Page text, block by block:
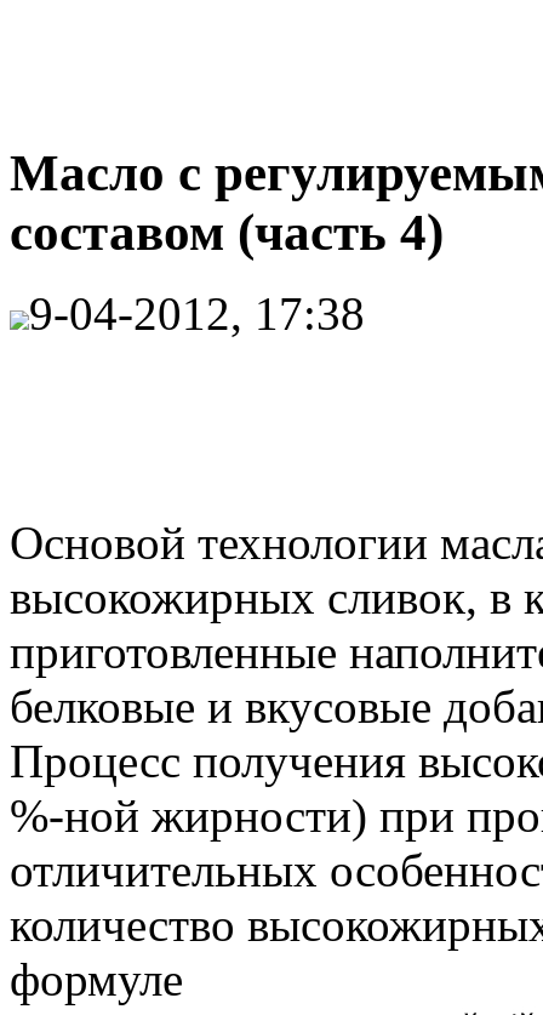
Масло с
составом (часть 4)
9-04-2012, 17:38
Основой технологии
высокожирных сливок, в
приготовленные
белковые и вкусовые
Процесс получения
%-ной жирности) при
отличительных
количество
формуле